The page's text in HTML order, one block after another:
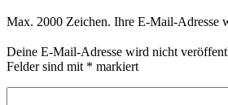
Max. 2000 Zeichen. Ihre E-Mail-Adresse
Deine E-Mail-Adresse wird nicht
Felder sind mit * markiert